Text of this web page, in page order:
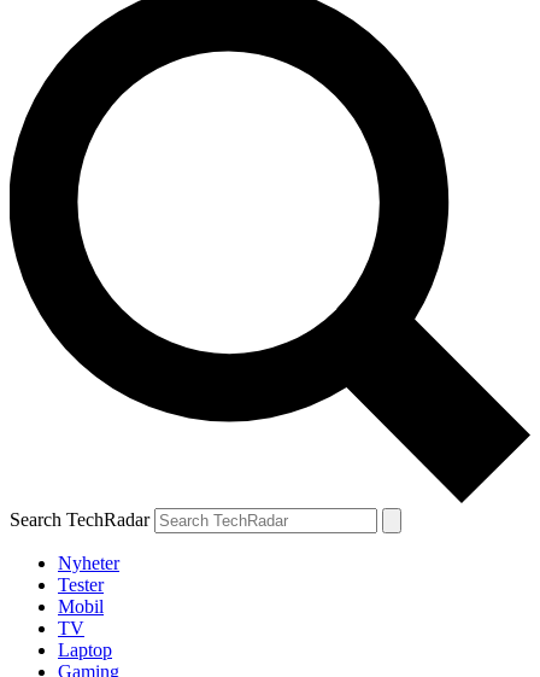
Search TechRadar
Nyheter
Tester
Mobil
TV
Laptop
Gaming